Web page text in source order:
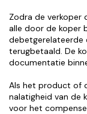
Zodra de verkoper
alle door de koper
debetgerelateerde
terugbetaald. De
documentatie
Als het product of
nalatigheid van de
voor het